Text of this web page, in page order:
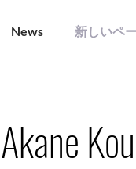
News 新しいペ
Akane